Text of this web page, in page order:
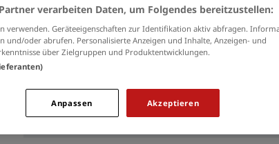
JOBS PER E-MAIL
Kostenlos und passend zu Ihrer Suche
Ich willige in die Verarbeitung meiner Daten
derDatenschutzinformationenein.
verarbeiten Daten, um Folgendes bereitzustellen:
verwenden. Geräteeigenschaften zur Identifikation aktiv abfragen.
und/oder abrufen. Personalisierte Anzeigen und Inhalte, Anzeigen- und
über Zielgruppen und Produktentwicklungen.
Akzeptieren
Anpassen